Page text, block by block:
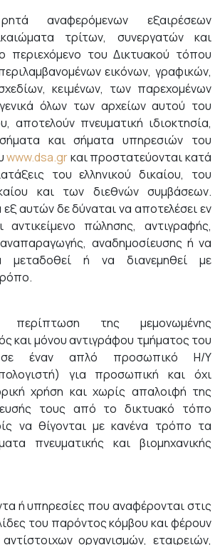
αναφερόμενων εξαιρέσεων
τρίτων, συνεργατών και
του Δικτυακού τόπου
εικόνων, γραφικών,
κειμένων, των παρεχομένων
όλων των αρχείων αυτού του
αποτελούν πνευματική ιδιοκτησία,
σήματα και σήματα υπηρεσιών του
www.dsa.grκαι προστατεύονται κατά
του ελληνικού δικαίου, του
και των διεθνών συμβάσεων.
αυτών δε δύναται να αποτελέσει εν
πώλησης, αντιγραφής,
αναδημοσίευσης ή να
μεταδοθεί ή να διανεμηθεί με
περίπτωση της μεμονωμένης
και μόνου αντιγράφου τμήματος του
σε έναν απλό προσωπικό Η/Υ
για προσωπική και όχι
χρήση και χωρίς απαλοιφή της
τους από το δικτυακό τόπο
να θίγονται με κανένα τρόπο τα
πνευματικής και βιομηχανικής
ή υπηρεσίες που αναφέρονται στις
του παρόντος κόμβου και φέρουν
οργανισμών, εταιρειών,